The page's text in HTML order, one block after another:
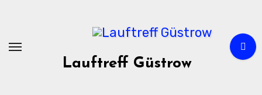
springen
Lauftreff Güstrow